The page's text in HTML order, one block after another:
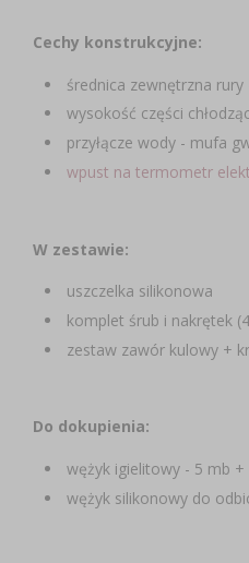
Cechy konstrukcyjne:
średnica zewnętrzna
wysokość części
przyłącze wody - mufa
wpust na termometr
W zestawie:
uszczelka silikonowa
komplet śrub i nakrętek
zestaw zawór kulowy +
Do dokupienia:
​wężyk igielitowy - 5 mb +
wężyk silikonowy do